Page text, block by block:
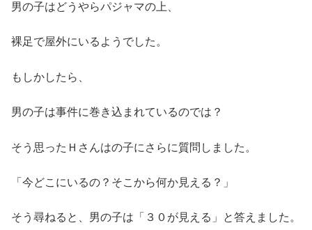
男の子はどうやらパジャマの上、
裸足で屋外にいるようでした。
もしかしたら、
男の子は事件に巻き込まれているのでは？
そう思ったＨさんはの子にさらに質問しました。
「今どこにいるの？そこから何か見える？」
そう尋ねると、男の子は「３０が見える」と答えました。